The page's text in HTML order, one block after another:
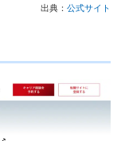
出典： 公式サイト